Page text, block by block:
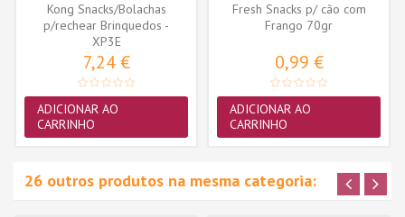
Kong Snacks/Bolachas
p/rechear Brinquedos -
Fígado -...
XP3E
7,24 €
ADICIONAR AO
CARRINHO
Fresh Snacks p/ cão com
Frango 70gr
0,99 €
ADICIONAR AO
CARRINHO
26 outros produtos na mesma categoria: